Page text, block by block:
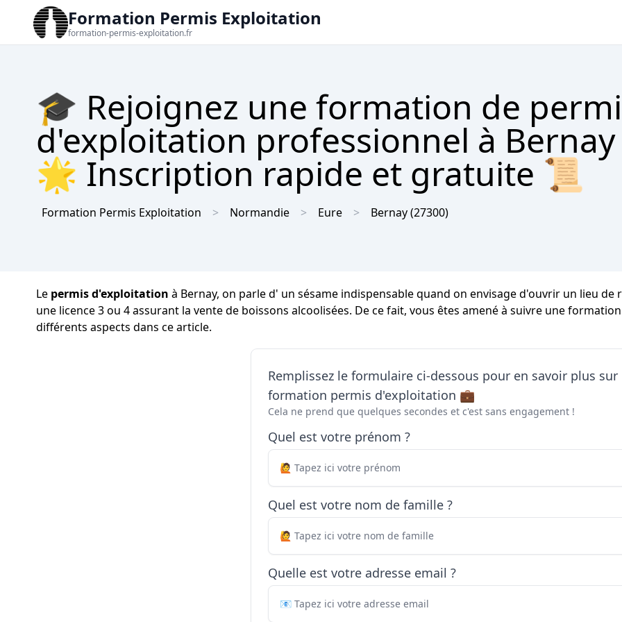
Formation Permis Exploitation
formation-permis-exploitation.fr
🎓 Rejoignez une formation de
d'exploitation professionnel à Bernay
🌟 Inscription rapide et gratuite 📜
Formation Permis Exploitation Normandie Eure Bernay(27300)
Le permis d'exploitation à Bernay, on parle d' un sésame indispensable quand on envisage d'ouvrir un lieu
une licence 3 ou 4 assurant la vente de boissons alcoolisées. De ce fait, vous êtes amené à suivre une
différents aspects dans ce article.
Remplissez le formulaire ci-dessous pour en savoir plus sur
formation permis d'exploitation 💼
Cela ne prend que quelques secondes et c'est sans engagement !
Quel est votre prénom ?
Quel est votre nom de famille ?
Quelle est votre adresse email ?